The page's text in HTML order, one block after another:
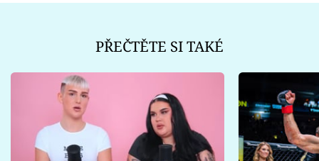
PŘEČTĚTE SI TAKÉ